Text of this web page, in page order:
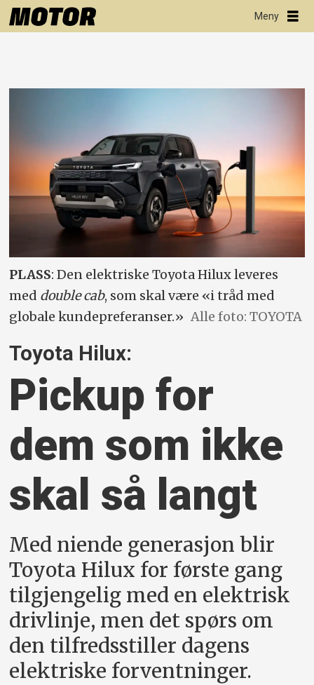
PLASS: Den elektriske Toyota Hilux leveres
med double cab, som skal være «i tråd med
globale kundepreferanser.» Alle foto: TOYOTA
Toyota Hilux:
Pickup for
dem som ikke
skal så langt
Med niende generasjon blir
Toyota Hilux for første gang
tilgjengelig med en elektrisk
drivlinje, men det spørs om
den tilfredsstiller dagens
elektriske forventninger.